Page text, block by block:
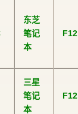
东芝
笔记
本
F12
三星
笔记
本
F12